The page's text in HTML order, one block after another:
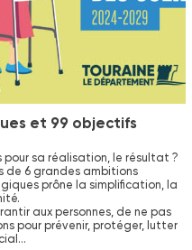
et 99 objectifs
sa réalisation, le résultat ?
de 6 grandes ambitions
prône la simplification, la
aux personnes, de ne pas
pour prévenir, protéger, lutter